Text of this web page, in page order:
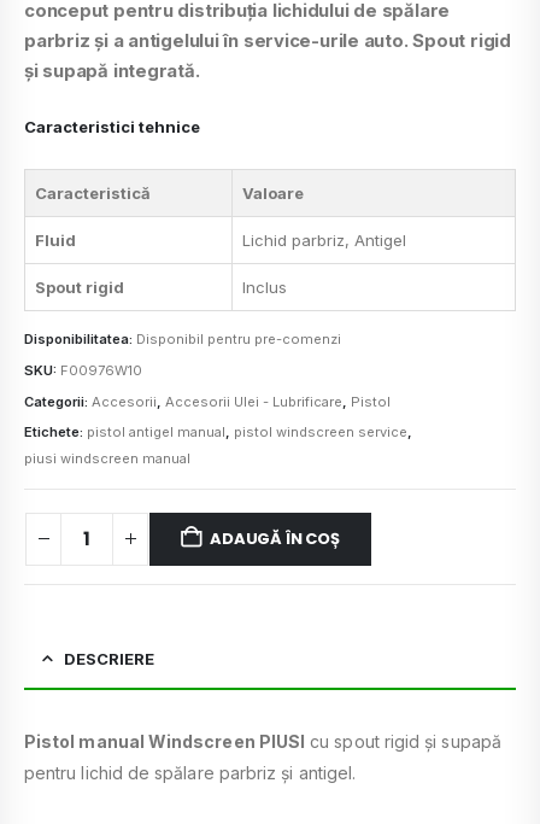
conceput pentru distribuția lichidului de spălare
parbriz și a antigelului în service-urile auto. Spout rigid
și supapă integrată.
Caracteristici tehnice
Caracteristică Valoare
Fluid Lichid parbriz, Antigel
Spout rigid Inclus
Disponibilitatea: Disponibil pentru pre-comenzi
SKU: F00976W10
Categorii: Accesorii Accesorii Ulei - Lubrificare
Pistol
Etichete: pistol antigel manual, pistol windscreen service,
piusi windscreen manual
ADAUGĂ ÎN COȘ
DESCRIERE
Pistol manual Windscreen PIUSI cu spout rigid și supapă
pentru lichid de spălare parbriz și antigel.